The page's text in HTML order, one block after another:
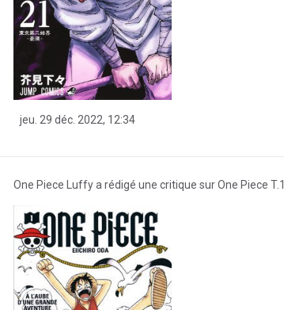
jeu. 29 déc. 2022, 12:34
One Piece Luffy a rédigé une critique sur One Piece T.1